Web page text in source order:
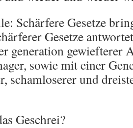
Schärfere Gesetze
Gesetze
generation gewiefterer
sowie mit einer
schamloserer und
Geschrei?